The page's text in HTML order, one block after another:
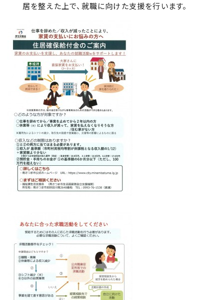
居を整えた上で、就職に向けた支援を行います。